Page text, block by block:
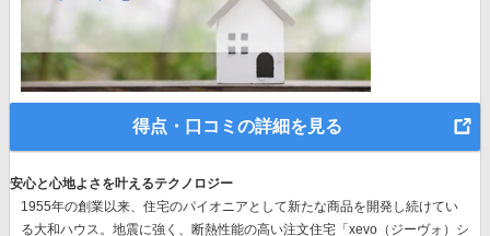
得点・口コミの詳細を見る
安心と心地よさを叶えるテクノロジー
1955年の創業以来、 住宅のパイオニア として新たな商品を開発し続けてい
る大和ハウス。地震に強く、断熱性能の高い注文住宅「xevo（ジーヴォ）シ